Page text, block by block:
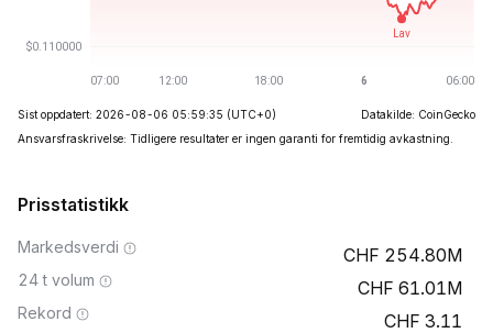
Sist oppdatert: 2026-08-06 05:59:35 (UTC+0)
Datakilde: CoinGecko
Ansvarsfraskrivelse: Tidligere resultater er ingen garanti for fremtidig avkastning.
Prisstatistikk
Markedsverdi 254.80M
24 t volum 61.01M
Rekord 3.11